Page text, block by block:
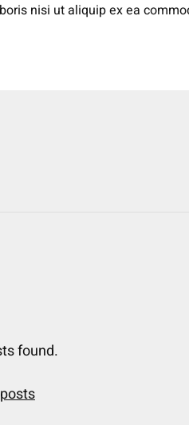
nisi ut aliquip ex ea
found.